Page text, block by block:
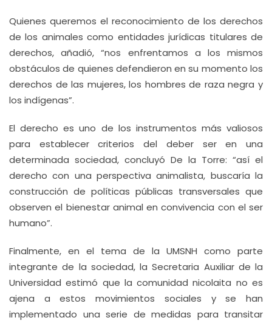
Quienes queremos el reconocimiento de los derechos
de los animales como entidades jurídicas titulares de
derechos, añadió, “nos enfrentamos a los mismos
obstáculos de quienes defendieron en su momento los
derechos de las mujeres, los hombres de raza negra y
los indígenas”.
El derecho es uno de los instrumentos más valiosos
para establecer criterios del deber ser en una
determinada sociedad, concluyó De la Torre: “así el
derecho con una perspectiva animalista, buscaría la
construcción de políticas públicas transversales que
observen el bienestar animal en convivencia con el ser
humano”.
Finalmente, en el tema de la UMSNH como parte
integrante de la sociedad, la Secretaria Auxiliar de la
Universidad estimó que la comunidad nicolaita no es
ajena a estos movimientos sociales y se han
implementado una serie de medidas para transitar